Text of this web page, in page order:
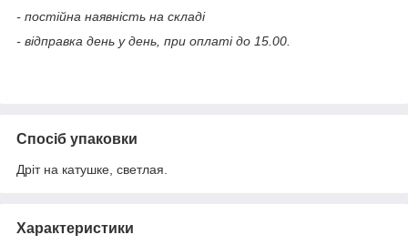
- постійна наявність на складі
- відправка день у день, при оплаті до 15.00.
Спосіб упаковки
Дріт на катушке, светлая.
Характеристики